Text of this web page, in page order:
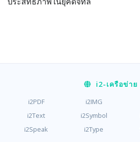
i2-เครือข่าย
i2PDF i2IMG
i2Text
i2Symbol
i2Speak
i2Type